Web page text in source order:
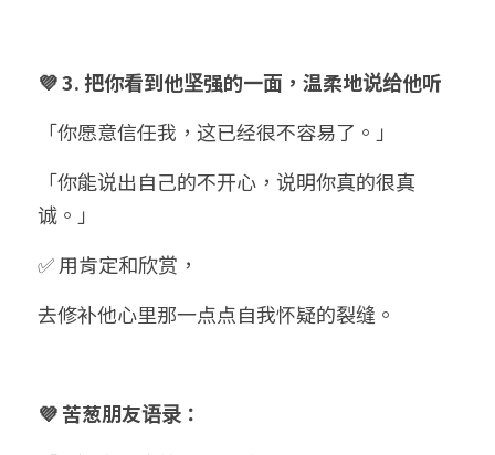
💜 3. 把你看到他坚强的一面，温柔地说给他听
「你愿意信任我，这已经很不容易了。」
「你能说出自己的不开心，说明你真的很真
诚。」
✅ 用肯定和欣赏，
去修补他心里那一点点自我怀疑的裂缝。
💜 苦葱朋友语录：